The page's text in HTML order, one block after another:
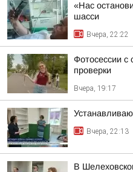
«Нас
шасси
Вчера, 22:22
Фотосессии с
проверки
Вчера, 19:17
Вчера, 22:13
В